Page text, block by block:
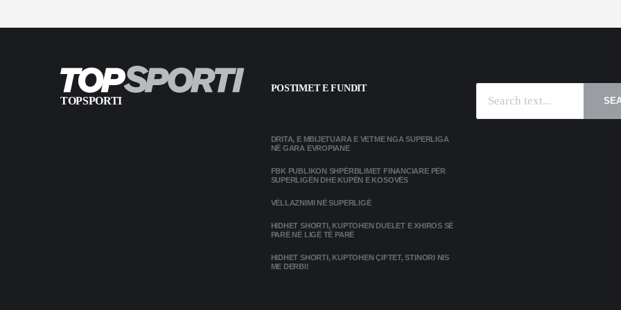
TOPSPORTI
POSTIMET E FUNDIT
DRITA, E MBIJETUARA E VETME NGA SUPERLIGA
NË GARA EVROPIANE
FBK PUBLIKON SHPËRBLIMET FINANCIARE PËR
SUPERLIGËN DHE KUPËN E KOSOVËS
VËLLAZNIMI NË SUPERLIGË
HIDHET SHORTI, KUPTOHEN DUELET E XHIROS SË
PARË NË LIGË TË PARË
HIDHET SHORTI, KUPTOHEN ÇIFTET, STINORI NIS
ME DERBI!